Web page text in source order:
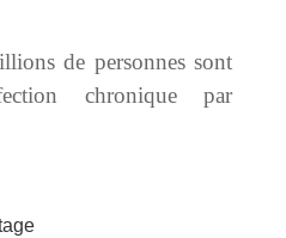
de personnes sont
chronique par